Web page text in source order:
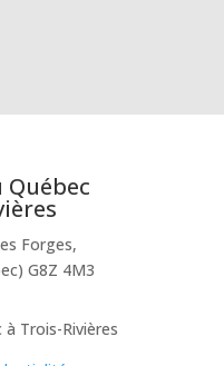
Forges,
G8Z 4M3
Trois-Rivières